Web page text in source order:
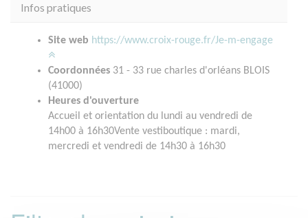
Infos pratiques
Site web https://www.croix-rouge.fr/Je-m-engage
Coordonnées 31 - 33 rue charles d'orléans BLOIS
(41000)
Heures d'ouverture
Accueil et orientation du lundi au vendredi de
14h00 à 16h30Vente vestiboutique : mardi,
mercredi et vendredi de 14h30 à 16h30